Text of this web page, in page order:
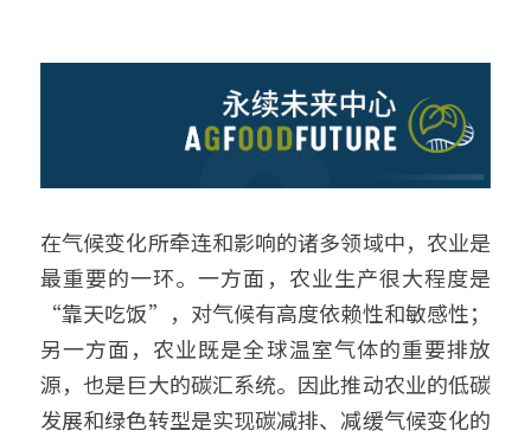
在气候变化所牵连和影响的诸多领域中，农业是
最重要的一环。一方面，农业生产很大程度是
“靠天吃饭”，对气候有高度依赖性和敏感性；
另一方面，农业既是全球温室气体的重要排放
源，也是巨大的碳汇系统。因此推动农业的低碳
发展和绿色转型是实现碳减排、减缓气候变化的